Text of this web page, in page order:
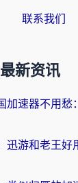
联系我们
最新资讯